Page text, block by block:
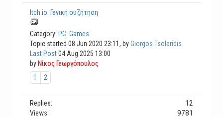
Itch.io: Γενική συζήτηση
Category: PC: Games
Topic started 08 Jun 2020 23:11, byGiorgos Tsolaridis
Last Post04 Aug 2025 13:00
by Νίκος Γεωργόπουλος
1 2
Replies: 12
Views: 9781